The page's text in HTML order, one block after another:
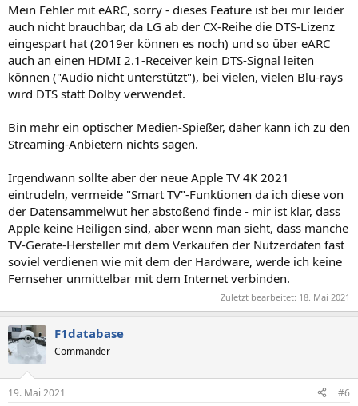
Mein Fehler mit eARC, sorry - dieses Feature ist bei mir leider
auch nicht brauchbar, da LG ab der CX-Reihe die DTS-Lizenz
eingespart hat (2019er können es noch) und so über eARC
auch an einen HDMI 2.1-Receiver kein DTS-Signal leiten
können ("Audio nicht unterstützt"), bei vielen, vielen Blu-rays
wird DTS statt Dolby verwendet.
Bin mehr ein optischer Medien-Spießer, daher kann ich zu den
Streaming-Anbietern nichts sagen.
Irgendwann sollte aber der neue Apple TV 4K 2021
eintrudeln, vermeide "Smart TV"-Funktionen da ich diese von
der Datensammelwut her abstoßend finde - mir ist klar, dass
Apple keine Heiligen sind, aber wenn man sieht, dass manche
TV-Geräte-Hersteller mit dem Verkaufen der Nutzerdaten fast
soviel verdienen wie mit dem der Hardware, werde ich keine
Fernseher unmittelbar mit dem Internet verbinden.
Zuletzt bearbeitet: 18. Mai 2021
F1database
Commander
19. Mai 2021 #6